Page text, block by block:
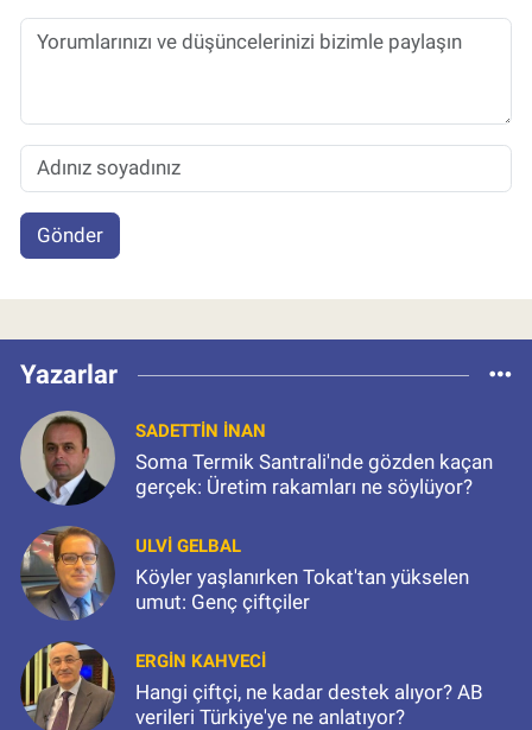
Gönder
Yazarlar
SADETTIN İNAN
Soma Termik Santrali'nde gözden kaçan
gerçek: Üretim rakamları ne söylüyor?
ULVI GELBAL
Köyler yaşlanırken Tokat'tan yükselen
umut: Genç çiftçiler
ERGIN KAHVECI
Hangi çiftçi, ne kadar destek alıyor? AB
verileri Türkiye'ye ne anlatıyor?